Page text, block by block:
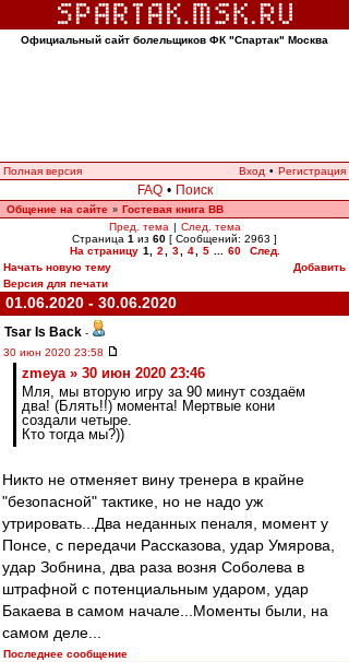
Официальный сайт болельщиков ФК "Спартак" Москва
Полная версия Вход • Регистрация
FAQ • Поиск
Общение на сайте » Гостевая книга ВВ
Пред. тема | След. тема
Страница 1 из 60 [ Сообщений: 2963 ]
На страницу 1 2 3 4 5 60
След.
Начать новую тему
Добавить
Версия для печати
01.06.2020 - 30.06.2020
Tsar Is Back -
30 июн 2020 23:58
zmeya » 30 июн 2020 23:46
Мля, мы вторую игру за 90 минут создаём
два! (Блять!!) момента! Мертвые кони
создали четыре.
Кто тогда мы?))
Никто не отменяет вину тренера в крайне
"безопасной" тактике, но не надо уж
утрировать...Два неданных пеналя, момент у
Понсе, с передачи Рассказова, удар Умярова,
удар Зобнина, два раза возня Соболева в
штрафной с потенциальным ударом, удар
Бакаева в самом начале...Моменты были, на
самом деле...
Последнее сообщение